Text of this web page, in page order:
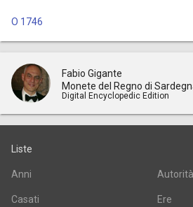
O 1746
Fabio Gigante
Monete del Regno di
Digital Encyclopedic Edition
Liste
Anni Autorità
Casati Ere